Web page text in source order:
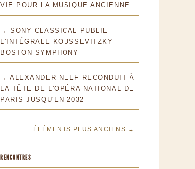
VIE POUR LA MUSIQUE ANCIENNE
→ SONY CLASSICAL PUBLIE
L'INTÉGRALE KOUSSEVITZKY –
BOSTON SYMPHONY
→ ALEXANDER NEEF RECONDUIT À
LA TÊTE DE L'OPÉRA NATIONAL DE
PARIS JUSQU'EN 2032
ÉLÉMENTS PLUS ANCIENS →
RENCONTRES